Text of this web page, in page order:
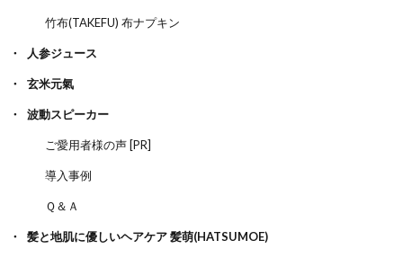
竹布(TAKEFU) 布ナプキン
人参ジュース
玄米元氣
波動スピーカー
ご愛用者様の声 [PR]
導入事例
Ｑ＆Ａ
髪と地肌に優しいヘアケア 髪萌(HATSUMOE)